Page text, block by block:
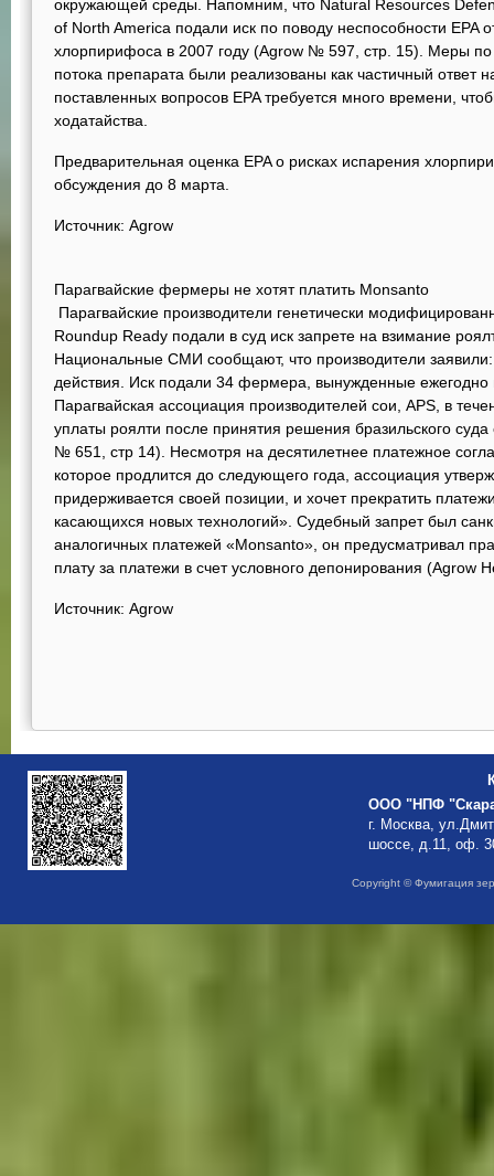
окружающей среды. Напомним, что Natural Resources
of North America подали иск по поводу неспособности EPA
хлорпирифоса в 2007 году (Agrow № 597, стр. 15). Меры
потока препарата были реализованы как частичный ответ
поставленных вопросов EPA требуется много времени,
ходатайства.
Предварительная оценка EPA о рисках испарения
обсуждения до 8 марта.
Источник: Agrow
Парагвайские фермеры не хотят платить Monsanto
Парагвайские производители генетически
Roundup Ready подали в суд иск запрете на взимание
Национальные СМИ сообщают, что производители заявили:
действия. Иск подали 34 фермера, вынужденные ежегодно
Парагвайская ассоциация производителей сои, APS, в
уплаты роялти после принятия решения бразильского
№ 651, стр 14). Несмотря на десятилетнее платежное
которое продлится до следующего года, ассоциация
придерживается своей позиции, и хочет прекратить
касающихся новых технологий». Судебный запрет был
аналогичных платежей «Monsanto», он предусматривал
плату за платежи в счет условного депонирования (Agrow
Источник: Agrow
ООО "НПФ
г. Москва,
шоссе, д.11, оф.
Copyright © Фумигация